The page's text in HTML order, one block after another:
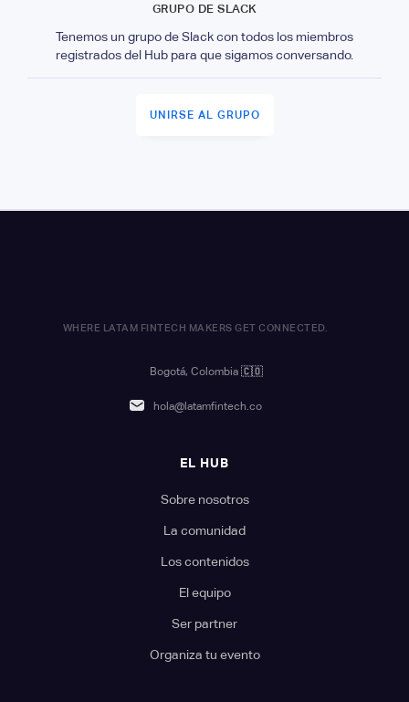
GRUPO DE SLACK
Tenemos un grupo de Slack con todos los miembros
registrados del Hub para que sigamos conversando.
UNIRSE AL GRUPO
WHERE LATAM FINTECH MAKERS GET CONNECTED.
Bogotá, Colombia 🇨🇴
hola@latamfintech.co
EL HUB
Sobre nosotros
La comunidad
Los contenidos
El equipo
Ser partner
Organiza tu evento